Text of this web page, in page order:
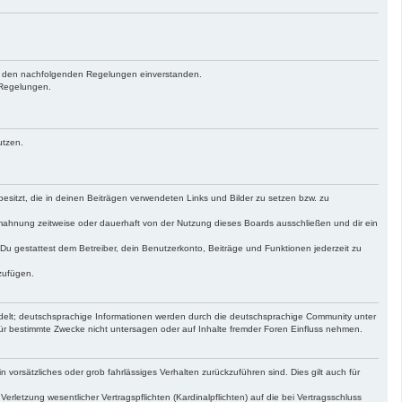
nachfolgenden Regelungen einverstanden.
die in deinen Beiträgen verwendeten Links und Bilder zu setzen bzw. zu
zeitweise oder dauerhaft von der Nutzung dieses Boards ausschließen und dir ein
gestattest dem Betreiber, dein Benutzerkonto, Beiträge und Funktionen jederzeit zu
deutschsprachige Informationen werden durch die deutschsprachige Community unter
Zwecke nicht untersagen oder auf Inhalte fremder Foren Einfluss nehmen.
oder grob fahrlässiges Verhalten zurückzuführen sind. Dies gilt auch für
wesentlicher Vertragspflichten (Kardinalpflichten) auf die bei Vertragsschluss